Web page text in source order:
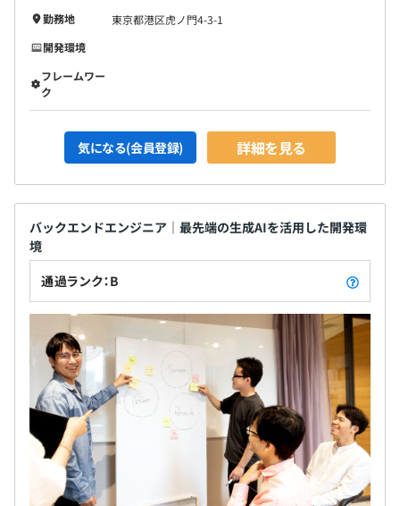
勤務地
東京都港区虎ノ門4-3-1
開発環境
フレームワー
ク
気になる(会員登録) 詳細を見る
バックエンドエンジニア｜最先端の生成AIを活用した開発環
境
通過ランク：B